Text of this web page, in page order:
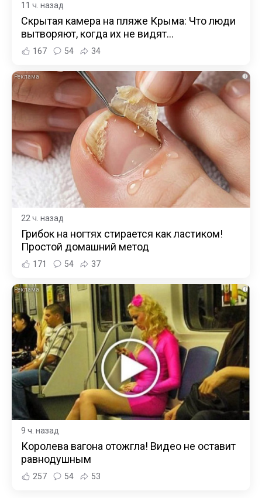
11 ч. назад
Скрытая камера на пляже Крыма: Что люди
вытворяют, когда их не видят...
167 54 34
i
22 ч. назад
Грибок на ногтях стирается как ластиком!
Простой домашний метод
171 54 37
i
9 ч. назад
Королева вагона отожгла! Видео не оставит
равнодушным
257 54 53